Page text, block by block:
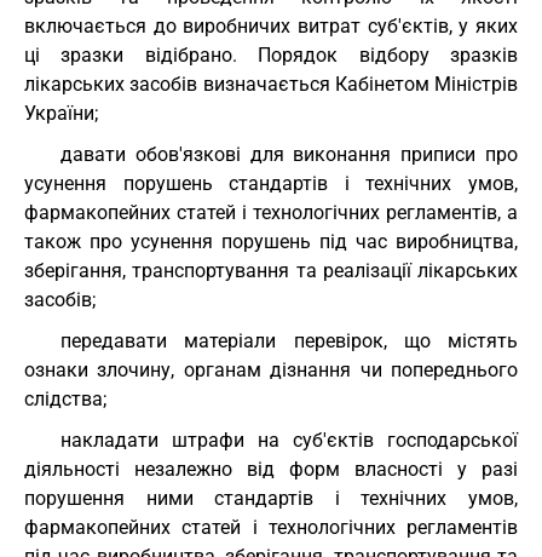
включається до виробничих витрат суб'єктів, у яких
ці зразки відібрано. Порядок відбору зразків
лікарських засобів визначається Кабінетом Міністрів
України;
давати обов'язкові для виконання приписи про
усунення порушень стандартів і технічних умов,
фармакопейних статей і технологічних регламентів, а
також про усунення порушень під час виробництва,
зберігання, транспортування та реалізації лікарських
засобів;
передавати матеріали перевірок, що містять
ознаки злочину, органам дізнання чи попереднього
слідства;
накладати штрафи на суб'єктів господарської
діяльності незалежно від форм власності у разі
порушення ними стандартів і технічних умов,
фармакопейних статей і технологічних регламентів